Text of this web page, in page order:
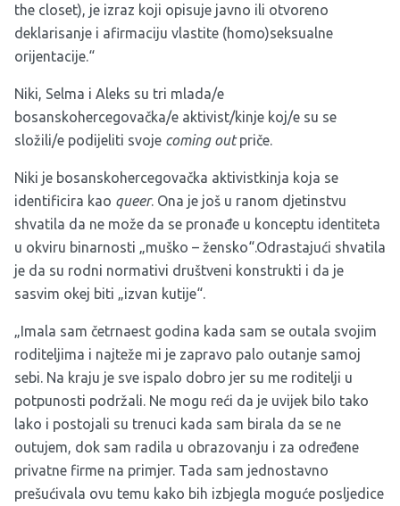
the closet), je izraz koji opisuje javno ili otvoreno
deklarisanje i afirmaciju vlastite (homo)seksualne
orijentacije.“
Niki, Selma i Aleks su tri mlada/e
bosanskohercegovačka/e aktivist/kinje koj/e su se
složili/e podijeliti svoje coming outpriče.
Niki je bosanskohercegovačka aktivistkinja koja se
identificira kao queer. Ona je još u ranom djetinstvu
shvatila da ne može da se pronađe u konceptu identiteta
u okviru binarnosti „muško – žensko“.Odrastajući shvatila
je da su rodni normativi društveni konstrukti i da je
sasvim okej biti „izvan kutije“.
„Imala sam četrnaest godina kada sam se outala svojim
roditeljima i najteže mi je zapravo palo outanje samoj
sebi. Na kraju je sve ispalo dobro jer su me roditelji u
potpunosti podržali. Ne mogu reći da je uvijek bilo tako
lako i postojali su trenuci kada sam birala da se ne
outujem, dok sam radila u obrazovanju i za određene
privatne firme na primjer. Tada sam jednostavno
prešućivala ovu temu kako bih izbjegla moguće posljedice